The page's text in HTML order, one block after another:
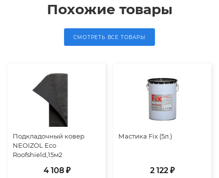
Похожие товары
СМОТРЕТЬ ВСЕ ТОВАРЫ
Подкладочный ковер
NEOIZOL Eco
Roofshield,15м2
4 108 ₽
Мастика Fix (5л.)
2 122 ₽